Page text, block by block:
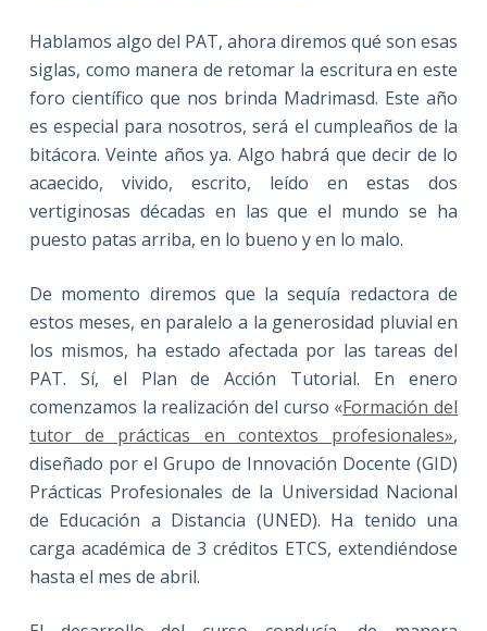
Hablamos algo del PAT, ahora diremos qué son esas
siglas, como manera de retomar la escritura en este
foro científico que nos brinda Madrimasd. Este año
es especial para nosotros, será el cumpleaños de la
bitácora. Veinte años ya. Algo habrá que decir de lo
acaecido, vivido, escrito, leído en estas dos
vertiginosas décadas en las que el mundo se ha
puesto patas arriba, en lo bueno y en lo malo.
De momento diremos que la sequía redactora de
estos meses, en paralelo a la generosidad pluvial en
los mismos, ha estado afectada por las tareas del
PAT. Sí, el Plan de Acción Tutorial. En enero
comenzamos la realización del curso «Formación del
tutor de prácticas en contextos profesionales»,
diseñado por el Grupo de Innovación Docente (GID)
Prácticas Profesionales de la Universidad Nacional
de Educación a Distancia (UNED). Ha tenido una
carga académica de 3 créditos ETCS, extendiéndose
hasta el mes de abril.